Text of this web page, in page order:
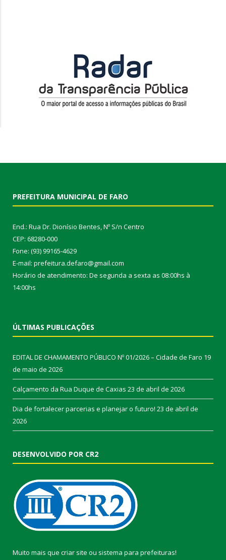
PREFEITURA MUNICIPAL DE FARO
End.: Rua Dr. Dionísio Bentes, Nº S/n Centro
CEP: 68280-000
Fone: (93) 99165-4629
E-mail: prefeitura.defaro@gmail.com
Horário de atendimento: De segunda a sexta as 08:00hs à
14:00hs
ÚLTIMAS PUBLICAÇÕES
EDITAL DE CHAMAMENTO PÚBLICO Nº 01/2026 – Cidade de Faro 19
de maio de 2026
Calçamento da Rua Duque de Caxias 23 de abril de 2026
Dia de fortalecer parcerias e planejar o futuro! 23 de abril de
2026
DESENVOLVIDO POR CR2
Muito mais que criar site ou sistema para prefeituras!